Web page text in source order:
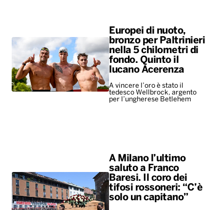
Europei di nuoto,
bronzo per Paltrinieri
nella 5 chilometri di
fondo. Quinto il
lucano Acerenza
A vincere l’oro è stato il
tedesco Wellbrock, argento
per l’ungherese Betlehem
A Milano l’ultimo
saluto a Franco
Baresi. Il coro dei
tifosi rossoneri: “C’è
solo un capitano”